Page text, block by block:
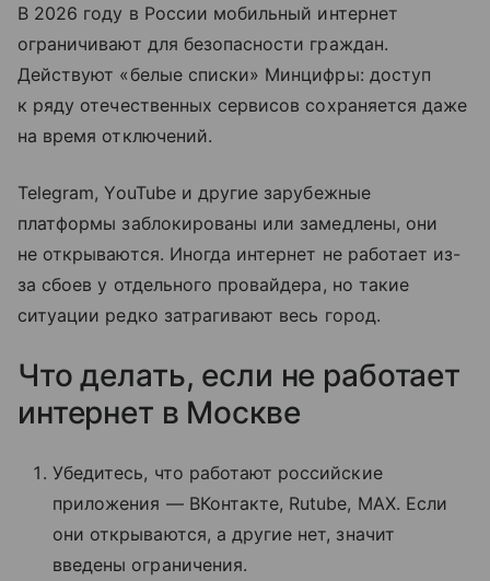
В 2026 году в России мобильный интернет
ограничивают для безопасности граждан.
Действуют «белые списки» Минцифры: доступ
к ряду отечественных сервисов сохраняется даже
на время отключений.
Telegram, YouTube и другие зарубежные
платформы заблокированы или замедлены, они
не открываются. Иногда интернет не работает из-
за сбоев у отдельного провайдера, но такие
ситуации редко затрагивают весь город.
Что делать, если не работает
интернет в Москве
Убедитесь, что работают российские
приложения — ВКонтакте, Rutube, MAX. Если
они открываются, а другие нет, значит
введены ограничения.